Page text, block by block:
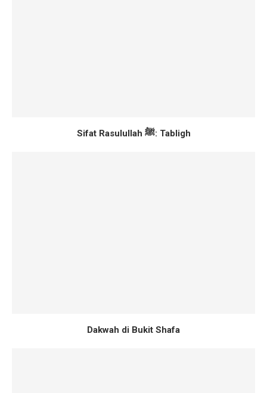
Sifat Rasulullah ﷺ: Tabligh
Dakwah di Bukit Shafa